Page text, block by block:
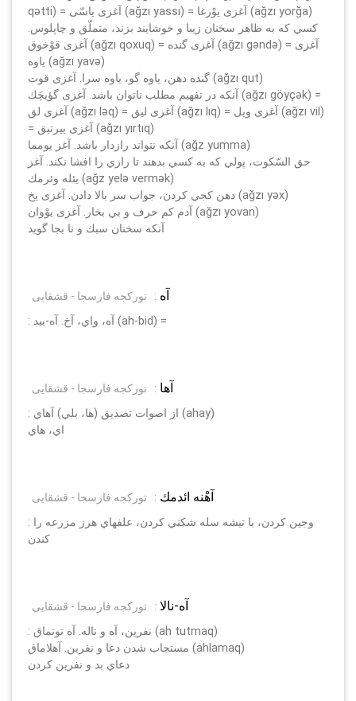
qәtti) = آغزی ياسّى (ağzı yassı) = آغزی يوْرغا (ağzı yorğa)
كسي كه به ظاهر سخنان زيبا و خوشايند بزند، متملّق و چاپلوس.
آغزی قوْخوق (ağzı qoxuq) = آغزی گنده (ağzı gәndә) = آغزی
ياوه (ağzı yavә)
گنده دهن، ياوه گو، ياوه سرا. آغزی قوت (ağzı qut)
آنكه در تفهيم مطلب ناتوان باشد. آغزی گؤيچَك (ağzı göyçәk) =
آغزی لق (ağzı lәq) = آغزی ليق (ağzı lıq) = آغزی ويل (ağzı vil)
= آغزی ييرتيق (ağzı yırtıq)
آنكه نتواند رازدار باشد. آغز يومما (ağz yumma)
حق السّكوت، پولي كه به كسي بدهند تا رازي را افشا نكند. آغز
يئله وئرمك (ağz yelә vermәk)
دهن كجي كردن، جواب سر بالا دادن. آغزی يخ (ağzı yәx)
آدم كم حرف و بي بخار. آغزی يوْوان (ağzı yovan)
آنكه سخنان سبك و نا بجا گويد
آه : تورکجه فارسجا - قشقایی
: آه، واي، آخ. آه-بيد (ah-bid) =
آها : تورکجه فارسجا - قشقایی
: از اصوات تصديق (ها، بلي) آهاي (ahay)
اي، هاي
آهْنه ائدمك : تورکجه فارسجا - قشقایی
: وجين كردن، با تيشه سله شكني كردن، علفهاي هرز مزرعه را
كندن
آه-نالا : تورکجه فارسجا - قشقایی
: نفرين، آه و ناله. آه توتماق (ah tutmaq)
مستجاب شدن دعا و نفرين. آهلاماق (ahlamaq)
دعاي بد و نفرين كردن